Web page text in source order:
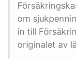
om
in till
originalet av